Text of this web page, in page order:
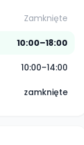
Zamknięte
10:00–18:00
10:00–14:00
zamknięte